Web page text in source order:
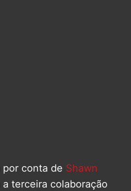
por conta de Shawn
terceira colaboração